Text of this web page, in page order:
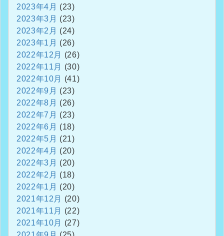
2023年4月 (23)
2023年3月 (23)
2023年2月 (24)
2023年1月 (26)
2022年12月
(26)
2022年11月
(30)
2022年10月
(41)
2022年9月 (23)
2022年8月 (26)
2022年7月 (23)
2022年6月 (18)
2022年5月 (21)
2022年4月 (20)
2022年3月 (20)
2022年2月 (18)
2022年1月 (20)
2021年12月
(20)
2021年11月
(22)
2021年10月
(27)